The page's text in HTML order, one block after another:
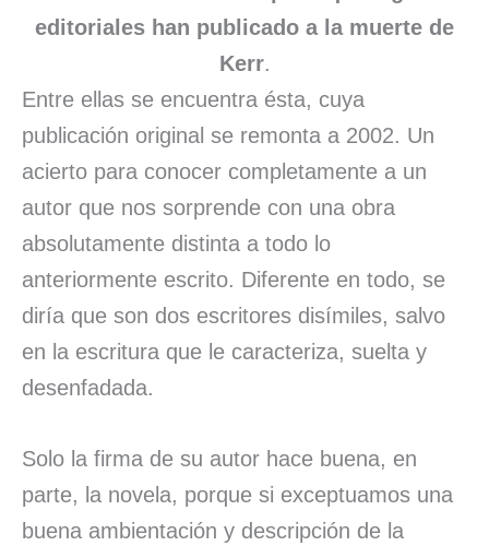
editoriales han publicado a la muerte de
Kerr.
Entre ellas se encuentra ésta, cuya
publicación original se remonta a 2002. Un
acierto para conocer completamente a un
autor que nos sorprende con una obra
absolutamente distinta a todo lo
anteriormente escrito. Diferente en todo, se
diría que son dos escritores disímiles, salvo
en la escritura que le caracteriza, suelta y
desenfadada.
Solo la firma de su autor hace buena, en
parte, la novela, porque si exceptuamos una
buena ambientación y descripción de la